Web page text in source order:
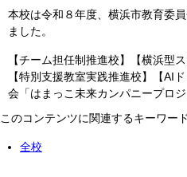
本校は令和８年度、横浜市教育委
ました。
【チーム担任制推進校】【横浜型
【特別支援教室実践推進校】【AI
会「はまっこ未来カンパニープロ
このコンテンツに関連するキーワード
全校